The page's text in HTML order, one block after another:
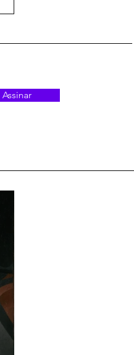
Assinar